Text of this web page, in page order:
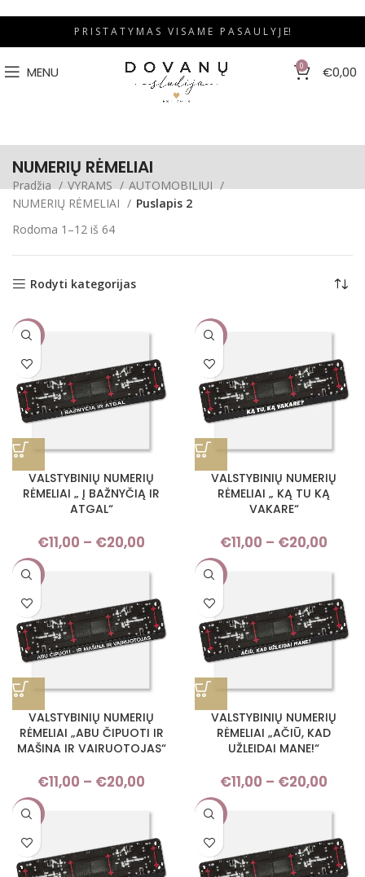
P R I S T A T Y M A S V I S A M E P A S A U L Y J E!
MENU 0 €0,00
NUMERIŲ RĖMELIAI
Pradžia VYRAMS
AUTOMOBILIUI
NUMERIŲ RĖMELIAI
Puslapis 2
Rodoma 1–12 iš 64
Rodyti kategorijas
-9%
VALSTYBINIŲ NUMERIŲ
RĖMELIAI „ Į BAŽNYČIĄ IR
ATGAL“
€11,00 – €20,00
range:
through
€20,00
-9%
VALSTYBINIŲ NUMERIŲ
RĖMELIAI „ KĄ TU KĄ
VAKARE“
€11,00 – €20,00
-9%
VALSTYBINIŲ NUMERIŲ
RĖMELIAI „ABU ČIPUOTI IR
MAŠINA IR VAIRUOTOJAS“
€11,00 – €20,00
range:
through
€20,00
-9%
VALSTYBINIŲ NUMERIŲ
RĖMELIAI „AČIŪ, KAD
UŽLEIDAI MANE!“
€11,00 – €20,00
-9% -9%